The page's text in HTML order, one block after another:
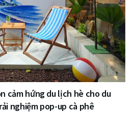
cảm hứng du lịch hè cho du
nghiệm pop-up cà phê